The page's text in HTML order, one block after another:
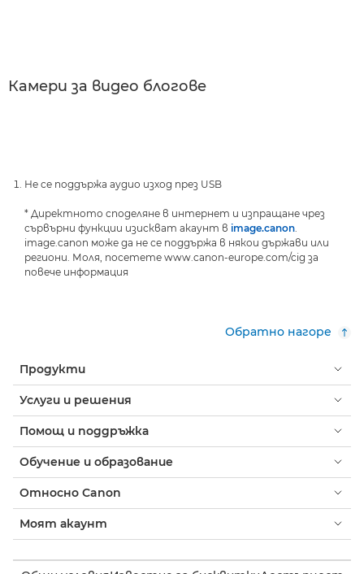
Камери за видео блогове
Не се поддържа аудио изход през USB
* Директното споделяне в интернет и изпращане чрез
сървърни функции изискват акаунт в image.canon
image.canon може да не се поддържа в някои държави или
региони. Моля, посетете www.canon-europe.com/cig за
повече информация
Обратно нагоре
Продукти
Услуги и решения
Помощ и поддръжка
Обучение и образование
Относно Canon
Моят акаунт